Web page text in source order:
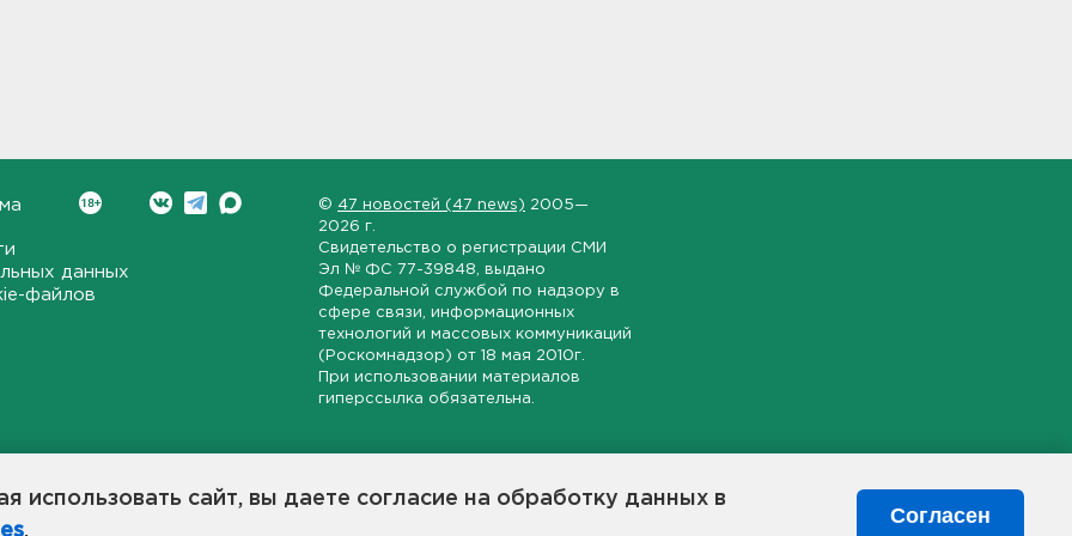
использовать сайт, вы даете согласие на обработку данных в
.
Согласен
данных
файлов
© 47 новостей (47 news) 2005—
2026 г.
Свидетельство о регистрации СМИ
Эл № ФС 77-39848 , выдано
Федеральной службой по надзору в
сфере связи, информационных
технологий и массовых коммуникаций
(Роскомнадзор) от 18 мая 2010г.
При использовании материалов
гиперссылка обязательна.
области, экономической и инвестиционной активности в регионе.
станет популярной и конструктивной площадкой для свободного
в 47-м регионе России.